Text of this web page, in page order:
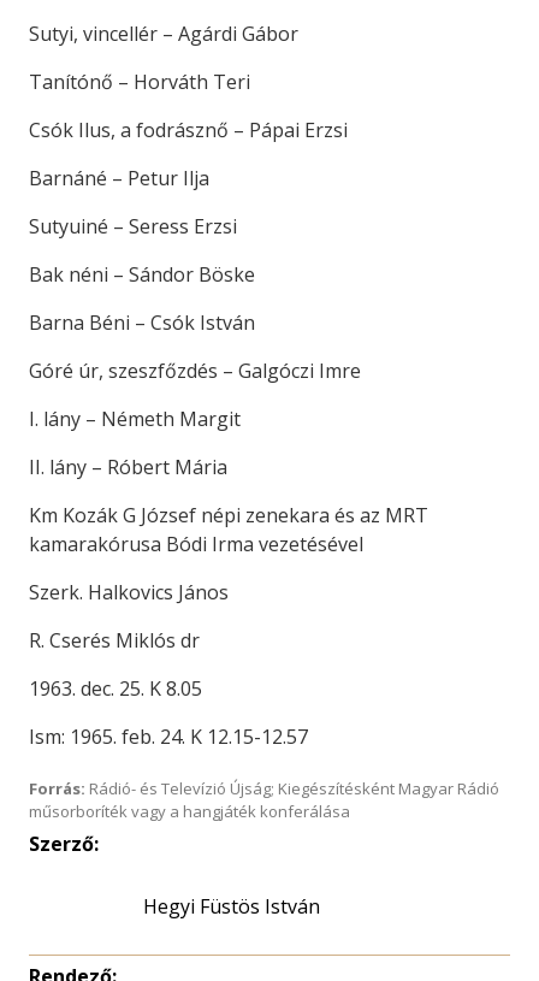
Sutyi, vincellér – Agárdi Gábor
Tanítónő – Horváth Teri
Csók Ilus, a fodrásznő – Pápai Erzsi
Barnáné – Petur Ilja
Sutyuiné – Seress Erzsi
Bak néni – Sándor Böske
Barna Béni – Csók István
Góré úr, szeszfőzdés – Galgóczi Imre
I. lány – Németh Margit
II. lány – Róbert Mária
Km Kozák G József népi zenekara és az MRT
kamarakórusa Bódi Irma vezetésével
Szerk. Halkovics János
R. Cserés Miklós dr
1963. dec. 25. K 8.05
Ism: 1965. feb. 24. K 12.15-12.57
Forrás: Rádió- és Televízió Újság; Kiegészítésként Magyar Rádió
műsorboríték vagy a hangjáték konferálása
Szerző:
Hegyi Füstös István